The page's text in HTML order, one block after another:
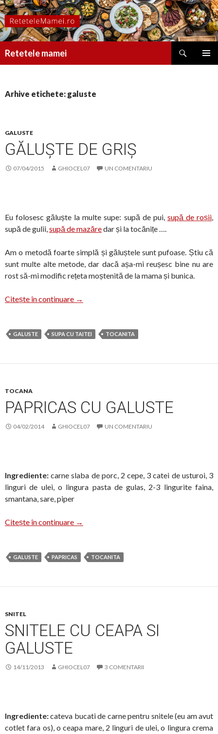
Retetele mamei
Arhive etichete: galuste
GALUSTE
GĂLUȘTE DE GRIȘ
07/04/2015 GHIOCEL07 UN COMENTARIU
Eu folosesc găluște la multe supe: supă de pui, supă de roșii,
supă de gulii,supă de mazăredar și la tocănițe ….
Am o metodă foarte simplă și găluștele sunt pufoase. Știu că
sunt multe alte metode, dar dacă așa-mi reușesc bine nu are
rost să-mi modific rețeta moștenită de la mama și bunica.
Citește în continuare Găluște de griș
→
GALUSTE SUPA CU TAITEI TOCANITA
TOCANA
PAPRICAS CU GALUSTE
04/02/2014 GHIOCEL07 UN COMENTARIU
Ingrediente: carne slaba de porc, 2 cepe, 3 catei de usturoi, 3
linguri de ulei, o lingura pasta de gulas, 2-3 lingurite faina,
smantana, sare, piper
Citește în continuare Papricas cu galuste
→
GALUSTE PAPRICAS TOCANITA
SNITEL
SNITELE CU CEAPA SI
GALUSTE
14/11/2013 GHIOCEL07 3 COMENTARII
Ingrediente:cateva bucati de carne pentru snitele (eu am avut
cotlet fara os), o ceapa mare, 2 linguri de ulei, o lingura crema